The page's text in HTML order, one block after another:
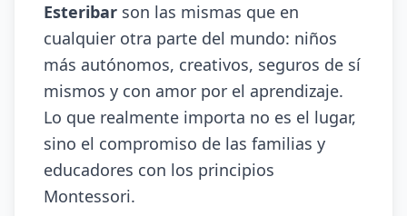
Esteribar son las mismas que en
cualquier otra parte del mundo: niños
más autónomos, creativos, seguros de sí
mismos y con amor por el aprendizaje.
Lo que realmente importa no es el lugar,
sino el compromiso de las familias y
educadores con los principios
Montessori.